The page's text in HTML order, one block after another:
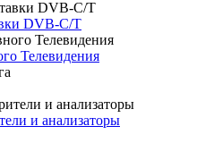
DVB-C/T
Телевидения
и анализаторы